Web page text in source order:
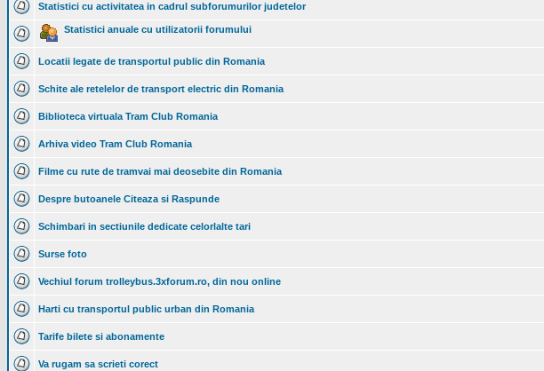
Statistici cu activitatea in cadrul subforumurilor judetelor
Statistici anuale cu utilizatorii forumului
Locatii legate de transportul public din Romania
Schite ale retelelor de transport electric din Romania
Biblioteca virtuala Tram Club Romania
Arhiva video Tram Club Romania
Filme cu rute de tramvai mai deosebite din Romania
Despre butoanele Citeaza si Raspunde
Schimbari in sectiunile dedicate celorlalte tari
Surse foto
Vechiul forum trolleybus.3xforum.ro, din nou online
Harti cu transportul public urban din Romania
Tarife bilete si abonamente
Va rugam sa scrieti corect